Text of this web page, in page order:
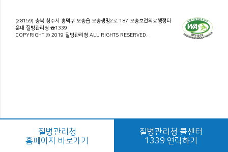
(28159) 충북 청주시 흥덕구 오송읍 오송생명2로 187 오송보건의료행정타
운내 질병관리청 ☎1339
COPYRIGHT © 2019 질병관리청 ALL RIGHTS RESERVED.
질병관리청
홈페이지 바로가기
질병관리청 콜센터
1339 연락하기